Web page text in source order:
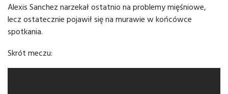
Alexis Sanchez narzekał ostatnio na problemy mięśniowe,
lecz ostatecznie pojawił się na murawie w końcówce
spotkania.
Skrót meczu: